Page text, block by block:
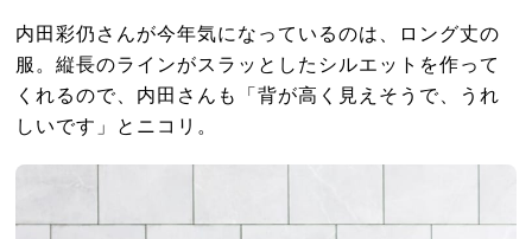
内田彩仍さんが今年気になっているのは、ロング丈の
服。縦長のラインがスラッとしたシルエットを作って
くれるので、内田さんも「背が高く見えそうで、うれ
しいです」とニコリ。